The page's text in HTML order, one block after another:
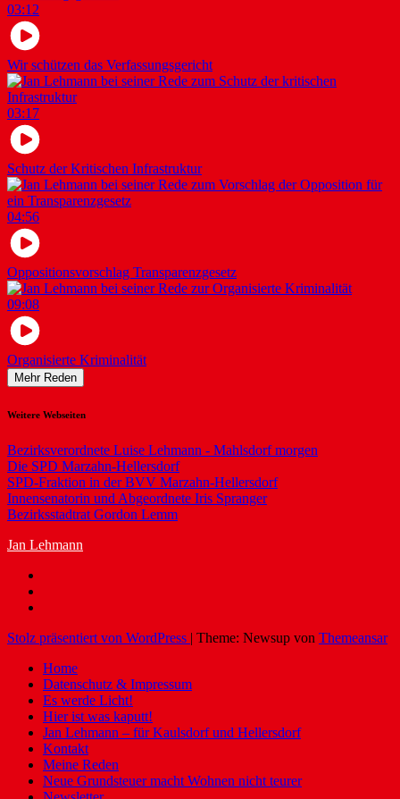
03:12
Wir schützen das Verfassungsgericht
03:17
Schutz der Kritischen Infrastruktur
04:56
Oppositionsvorschlag Transparenzgesetz
09:08
Organisierte Kriminalität
Mehr Reden
Weitere Webseiten
Bezirksverordnete Luise Lehmann - Mahlsdorf morgen
Die SPD Marzahn-Hellersdorf
SPD-Fraktion in der BVV Marzahn-Hellersdorf
Innensenatorin und Abgeordnete Iris Spranger
Bezirksstadtrat Gordon Lemm
Jan Lehmann
Stolz präsentiert von WordPress | Theme: Newsup von Themeansar
Home
Datenschutz & Impressum
Es werde Licht!
Hier ist was kaputt!
Jan Lehmann – für Kaulsdorf und Hellersdorf
Kontakt
Meine Reden
Neue Grundsteuer macht Wohnen nicht teurer